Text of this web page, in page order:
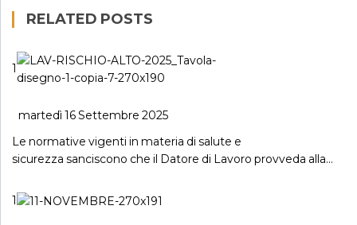
RELATED POSTS
1
martedì 16 Settembre 2025
Le normative vigenti in materia di salute e
sicurezza sanciscono che il Datore di Lavoro provveda alla…
1